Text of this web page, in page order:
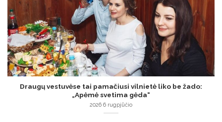
Draugų vestuvėse tai pamačiusi vilnietė liko be žado:
„Apėmė svetima gėda“
2026 6 rugpjūčio